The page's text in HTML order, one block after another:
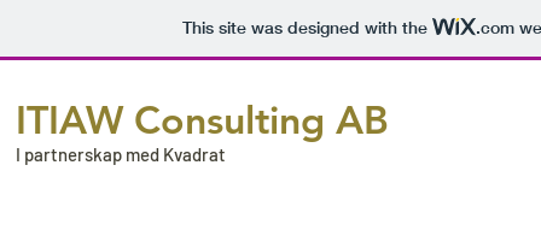
This site was designed with the .com
ITIAW Consulting AB
I partnerskap med Kvadrat